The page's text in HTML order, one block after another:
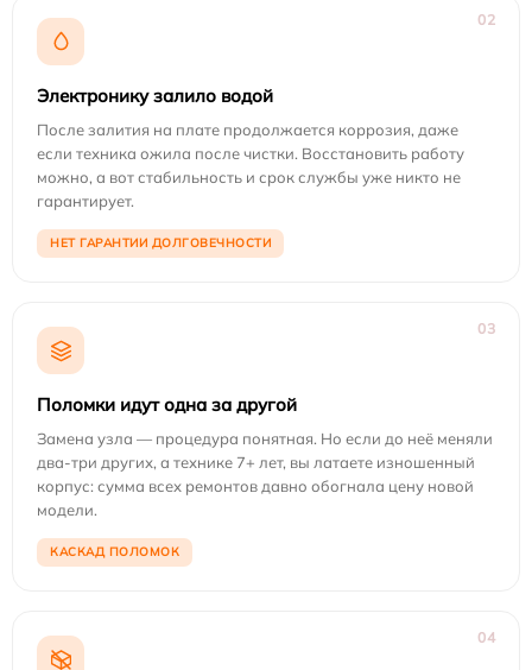
02
Электронику залило водой
После залития на плате продолжается коррозия, даже
если техника ожила после чистки. Восстановить работу
можно, а вот стабильность и срок службы уже никто не
гарантирует.
НЕТ ГАРАНТИИ ДОЛГОВЕЧНОСТИ
03
Поломки идут одна за другой
Замена узла — процедура понятная. Но если до неё меняли
два-три других, а технике 7+ лет, вы латаете изношенный
корпус: сумма всех ремонтов давно обогнала цену новой
модели.
КАСКАД ПОЛОМОК
04